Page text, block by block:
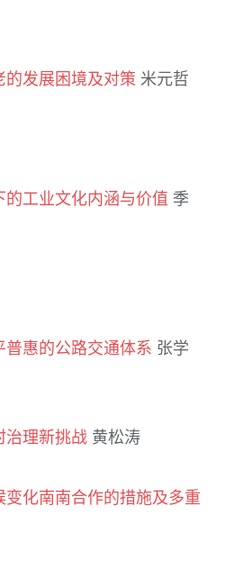
的发展困境及对策 米元哲
工业文化内涵与价值 季
普惠的公路交通体系 张学
治理新挑战 黄松涛
变化南南合作的措施及多重